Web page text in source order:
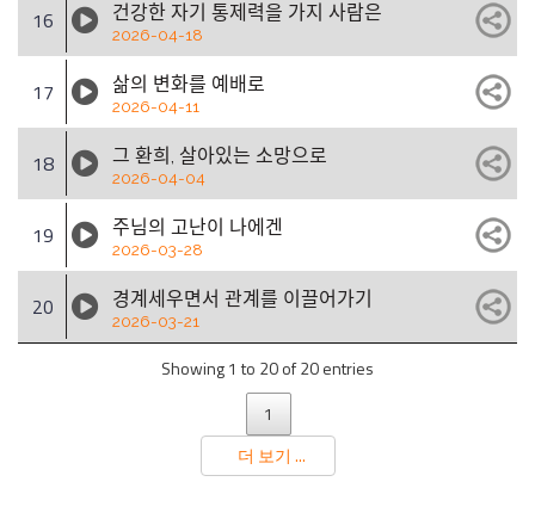
16 건강한 자기 통제력을 가지 사람은
2026-04-18
17 삶의 변화를 예배로
2026-04-11
18 그 환희, 살아있는 소망으로
2026-04-04
19 주님의 고난이 나에겐
2026-03-28
20 경계세우면서 관계를 이끌어가기
2026-03-21
Showing 1 to 20 of 20 entries
1
더 보기 ...